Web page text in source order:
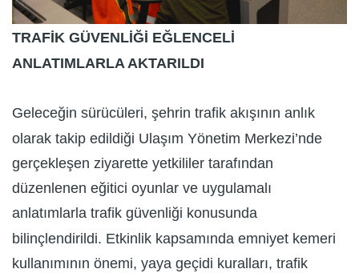
TRAFİK GÜVENLİĞİ EĞLENCELİ
ANLATIMLARLA AKTARILDI
Geleceğin sürücüleri, şehrin trafik akışının anlık
olarak takip edildiği Ulaşım Yönetim Merkezi’nde
gerçekleşen ziyarette yetkililer tarafından
düzenlenen eğitici oyunlar ve uygulamalı
anlatımlarla trafik güvenliği konusunda
bilinçlendirildi. Etkinlik kapsamında emniyet kemeri
kullanımının önemi, yaya geçidi kuralları, trafik